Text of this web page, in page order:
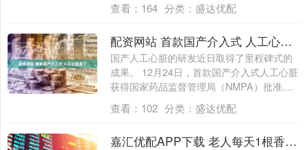
查看： 164 分类： 盛达优配
配资网站 首款国产介入式 人工心脏来了
国产人工心脏的研发近日取得了里程碑式的
成果。 12月24日，首款国产介入式人工心脏
获得国家药品监督管理局（NMPA）批准....
查看： 102 分类： 盛达优配
嘉汇优配APP下载 老人每天1根香蕉，坚持1个月，身体3个积极改变悄悄来